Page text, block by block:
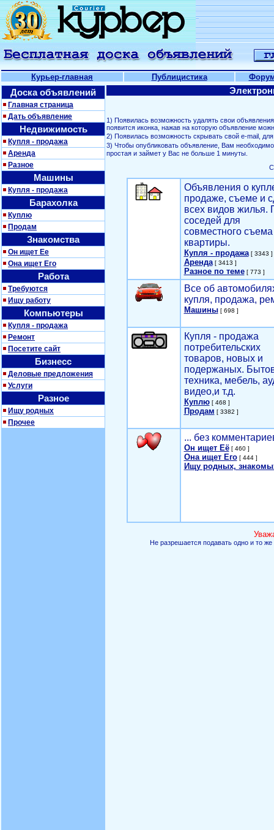
Курьер-главная Публицистика
Доска объявлений
Главная страница
Дать объявление
Недвижимость
Купля - продажа
Аренда
Разное
Машины
Купля - продажа
Барахолка
Куплю
Продам
Знакомства
Он ищет Ее
Она ищет Его
Работа
Требуются
Ищу работу
Компьютеры
Купля - продажа
Ремонт
Посетите сайт
Бизнесс
Деловые предложения
Услуги
Разное
Ищу родных
Прочее
1) Появилась возможность удалять свои
появится иконка, нажав на которую объявление
2) Появилась возможность скрывать свой е-mail,
3) Чтобы опубликовать объявление, Вам
простая и займет у Вас не больше 1 минуты.
Объявления о
продаже, съеме и
всех видов жилья.
соседей для
совместного съема
квартиры.
Купля - продажа[ 3343 ]
Аренда[ 3413 ]
Разное по теме[ 773 ]
Все об
купля, продажа,
Машины[ 698 ]
Купля - продажа
потребительских
товаров, новых и
подержаных.
техника, мебель,
видео,и т.д.
Куплю[ 468 ]
Продам [ 3382 ]
... без
Он ищет Её[ 460 ]
Она ищет Его[ 444 ]
Ищу родных,
Не разрешается подавать одно и то